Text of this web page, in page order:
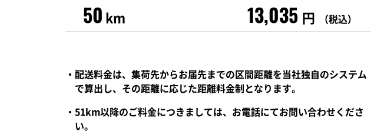
50 km 13,035 円 （税込）
・配送料金は、集荷先からお届先までの区間距離を当社独自のシステム
で算出し、その距離に応じた距離料金制となります。
・51km以降のご料金につきましては、お電話にてお問い合わせくださ
い。